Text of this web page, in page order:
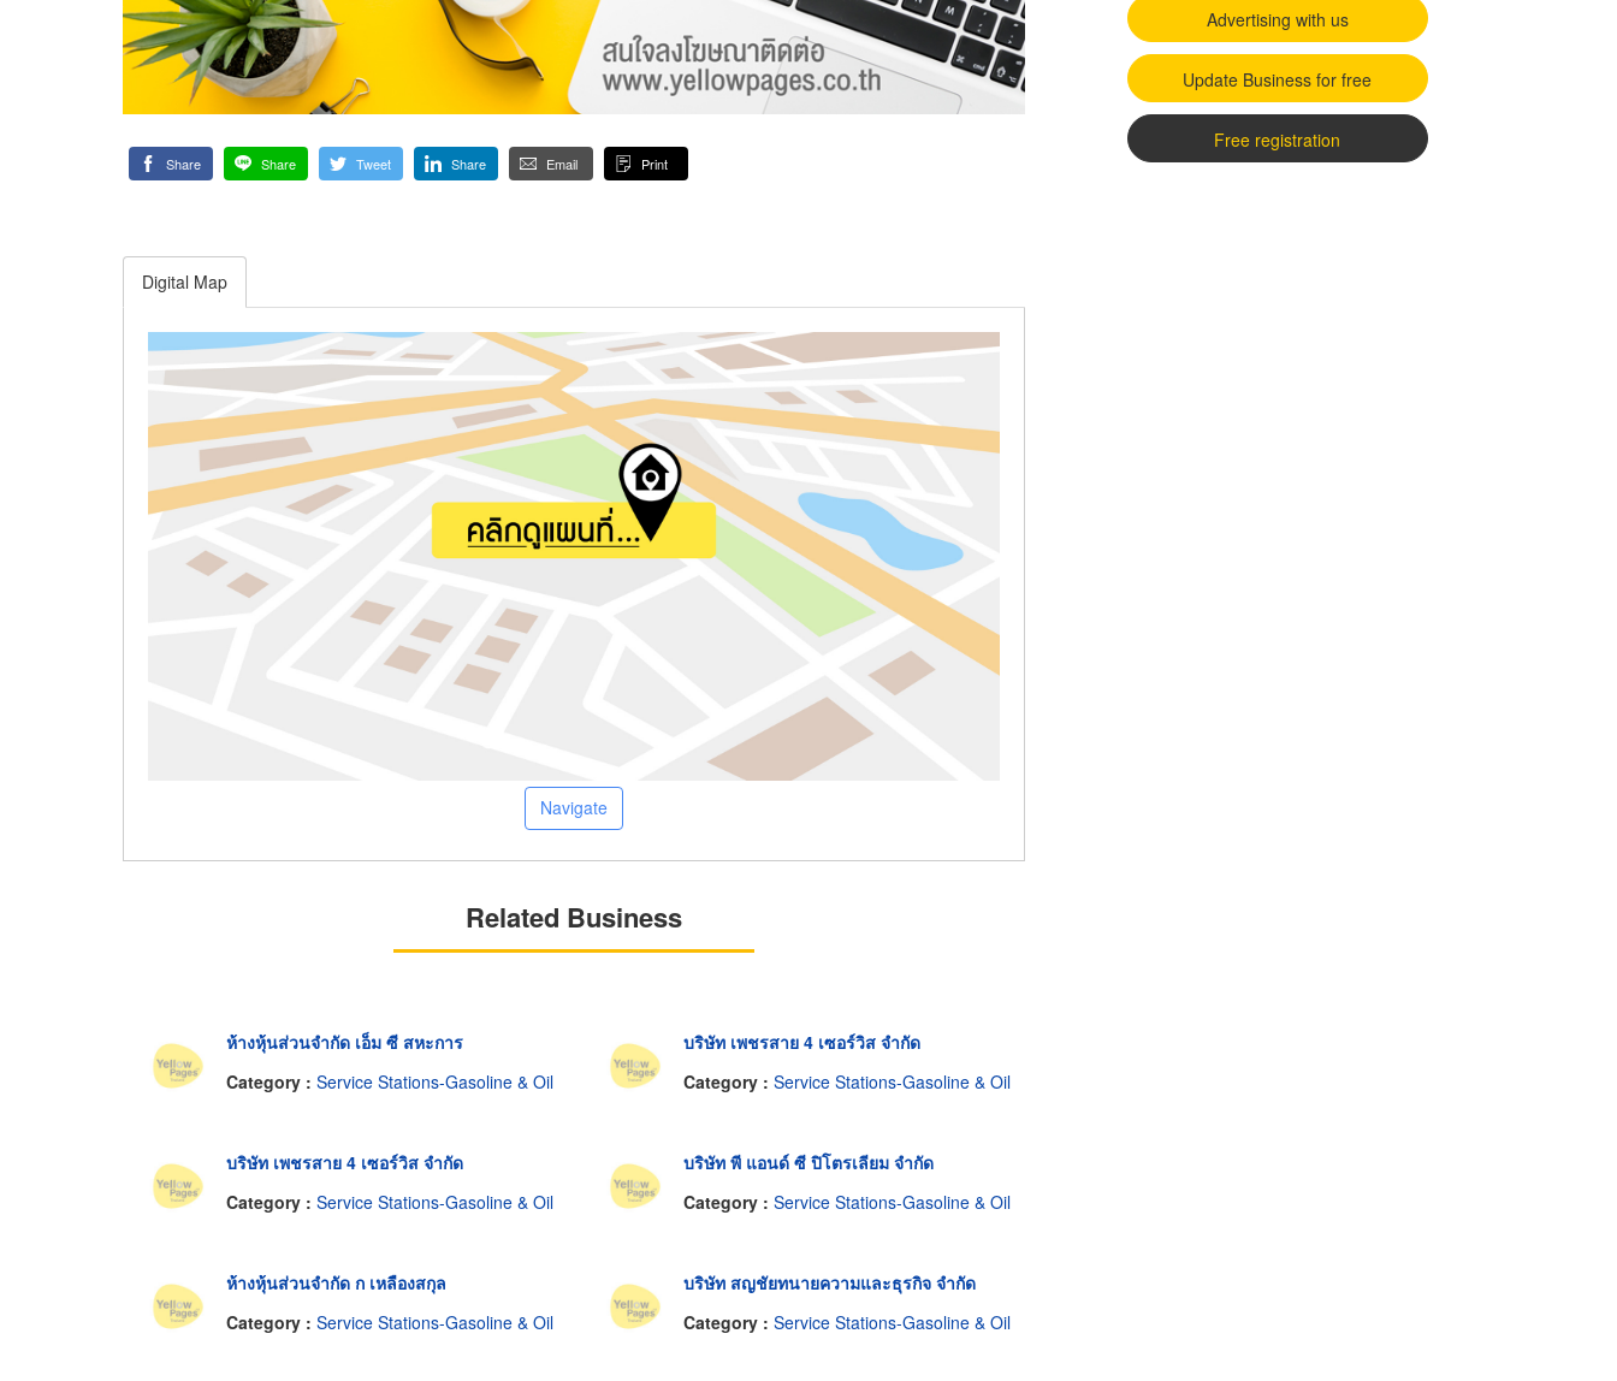
Share Share Tweet Share Email Print
Digital Map
Navigate
Related Business
ห้างหุ้นส่วนจำกัด เอ็ม ซี สหะการ
Category : Service Stations-Gasoline & Oil
บริษัท เพชรสาย 4 เซอร์วิส จำกัด
Category : Service Stations-Gasoline & Oil
บริษัท เพชรสาย 4 เซอร์วิส จำกัด
Category : Service Stations-Gasoline & Oil
บริษัท พี แอนด์ ซี ปิโตรเลียม จำกัด
Category : Service Stations-Gasoline & Oil
ห้างหุ้นส่วนจำกัด ก เหลืองสกุล
Category : Service Stations-Gasoline & Oil
บริษัท สญชัยทนายความและธุรกิจ จำกัด
Category : Service Stations-Gasoline & Oil
Advertising with us
Update Business for free
Free registration